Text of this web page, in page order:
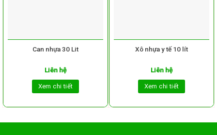
Can nhựa 30 Lit
Liên hệ
Xem chi tiết
Xô nhựa y tế 10 lít
Liên hệ
Xem chi tiết